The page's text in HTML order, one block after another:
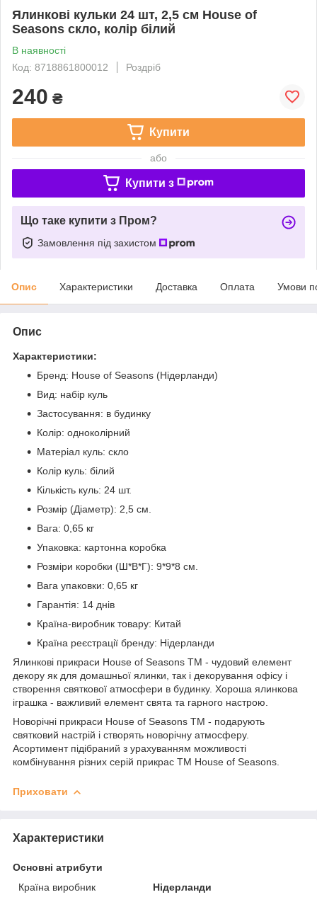
Ялинкові кульки 24 шт, 2,5 см House of
Seasons скло, колір білий
В наявності
Код: 8718861800012
Роздріб
240 ₴
Купити
або
Купити з
Що таке купити з Пром?
Замовлення під захистом
Опис Характеристики Доставка Оплата Умови
Опис
Характеристики:
Бренд: House of Seasons (Нідерланди)
Вид: набір куль
Застосування: в будинку
Колір: одноколірний
Матеріал куль: скло
Колір куль: білий
Кількість куль: 24 шт.
Розмір (Діаметр): 2,5 см.
Вага: 0,65 кг
Упаковка: картонна коробка
Розміри коробки (Ш*В*Г): 9*9*8 см.
Вага упаковки: 0,65 кг
Гарантія: 14 днів
Країна-виробник товару: Китай
Країна реєстрації бренду: Нідерланди
Ялинкові прикраси House of Seasons ТМ - чудовий елемент
декору як для домашньої ялинки, так і декорування офісу і
створення святкової атмосфери в будинку. Хороша ялинкова
іграшка - важливий елемент свята та гарного настрою.
Новорічні прикраси House of Seasons ТМ - подарують
святковий настрій і створять новорічну атмосферу.
Асортимент підібраний з урахуванням можливості
комбінування різних серій прикрас ТМ House of Seasons.
Приховати
Характеристики
Основні атрибути
Країна виробник
Нідерланди